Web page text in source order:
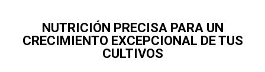
NUTRICIÓN PRECISA PARA UN
CRECIMIENTO EXCEPCIONAL DE TUS
CULTIVOS